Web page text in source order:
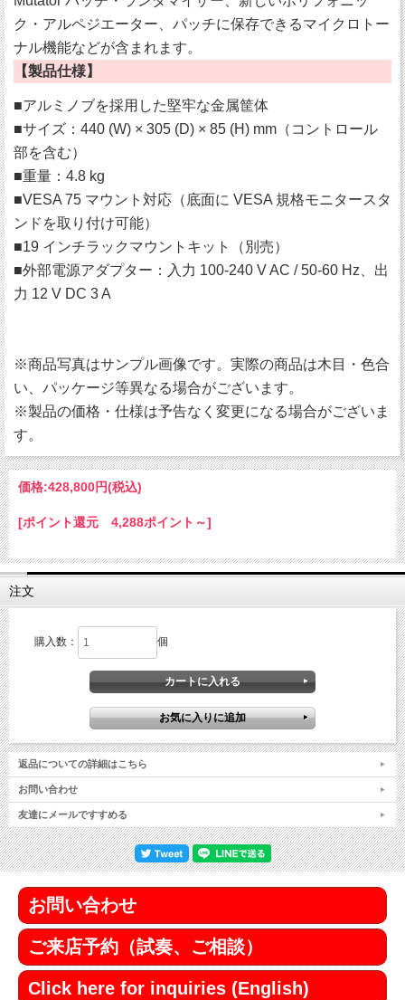
ク・アルペジエーター、パッチに保存できるマイクロトー
ナル機能などが含まれます。
【製品仕様】
■アルミノブを採用した堅牢な金属筐体
■サイズ：440 (W) × 305 (D) × 85 (H) mm（コントロール
部を含む）
■重量：4.8 kg
■VESA 75 マウント対応（底面に VESA 規格モニタースタ
ンドを取り付け可能）
■19 インチラックマウントキット（別売）
■外部電源アダプター：入力 100-240 V AC / 50-60 Hz、出
力 12 V DC 3 A
※商品写真はサンプル画像です。実際の商品は木目・色合
い、パッケージ等異なる場合がございます。
※製品の価格・仕様は予告なく変更になる場合がございま
す。
価格:428,800円(税込)
[ポイント還元 4,288ポイント～]
注文
購入数： 個
返品についての詳細はこちら
お問い合わせ
友達にメールですすめる
お問い合わせ
ご来店予約（試奏、ご相談）
Click here for inquiries (English)